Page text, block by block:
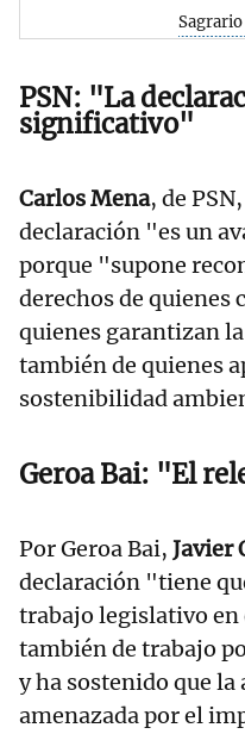
PSN: "La
significativo"
Carlos Mena, de
declaración "es un
porque "supone
derechos de quienes
quienes garantizan
también de quienes
sostenibilidad
Geroa Bai: "El
Por Geroa Bai, Javier
declaración "tiene
trabajo legislativo en
también de trabajo
y ha sostenido que
amenazada por el